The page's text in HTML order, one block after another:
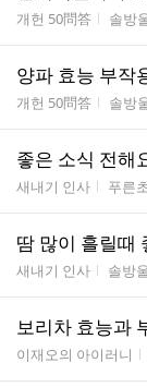
뉴게시판명
개헌 50問答 작성
솔방
양파 효능 부작
게시판명
개헌 50問答 작성
솔방
좋은 소식 전해
게시판명
새내기 인사 작성
푸른
땀 많이 흘릴때
게시판명
새내기 인사 작성
솔방
보리차 효능과
게시판명
이재오의 아이러니